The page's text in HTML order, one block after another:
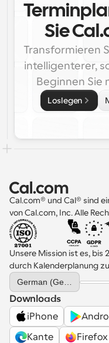
Sie
Transformieren
intelligenterer,
Beginnen Sie
Loslegen
Cal.com® und Cal® sind
von Cal.com, Inc. Alle
Unsere Mission ist es, bis
durch Kalenderplanung
Select Language
Downloads
iPhone
Kante
Firefox